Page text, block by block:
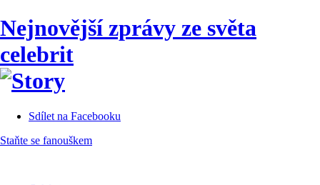
Nejnovější zprávy ze světa
celebrit
Sdílet na Facebooku
Staňte se fanouškem